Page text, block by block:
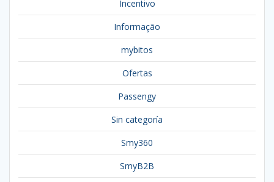
Incentivo
Informação
mybitos
Ofertas
Passengy
Sin categoría
Smy360
SmyB2B